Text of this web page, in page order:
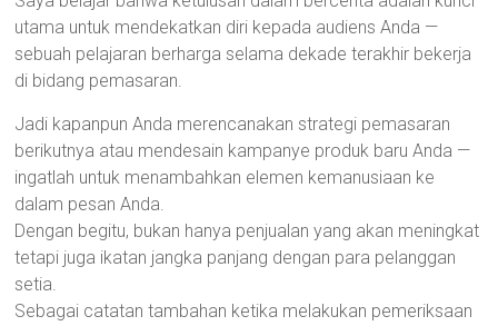
utama untuk mendekatkan diri kepada audiens Anda —
sebuah pelajaran berharga selama dekade terakhir bekerja
di bidang pemasaran.
Jadi kapanpun Anda merencanakan strategi pemasaran
berikutnya atau mendesain kampanye produk baru Anda —
ingatlah untuk menambahkan elemen kemanusiaan ke
dalam pesan Anda.
Dengan begitu, bukan hanya penjualan yang akan meningkat
tetapi juga ikatan jangka panjang dengan para pelanggan
setia.
Sebagai catatan tambahan ketika melakukan pemeriksaan